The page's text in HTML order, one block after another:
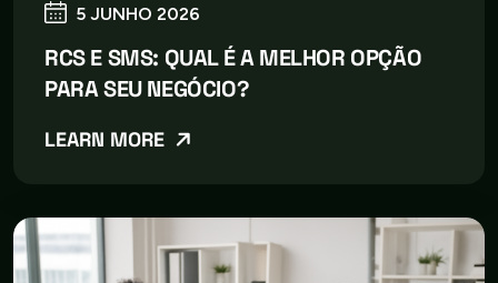
5 JUNHO 2026
RCS E SMS: QUAL É A MELHOR OPÇÃO
PARA SEU NEGÓCIO?
LEARN MORE